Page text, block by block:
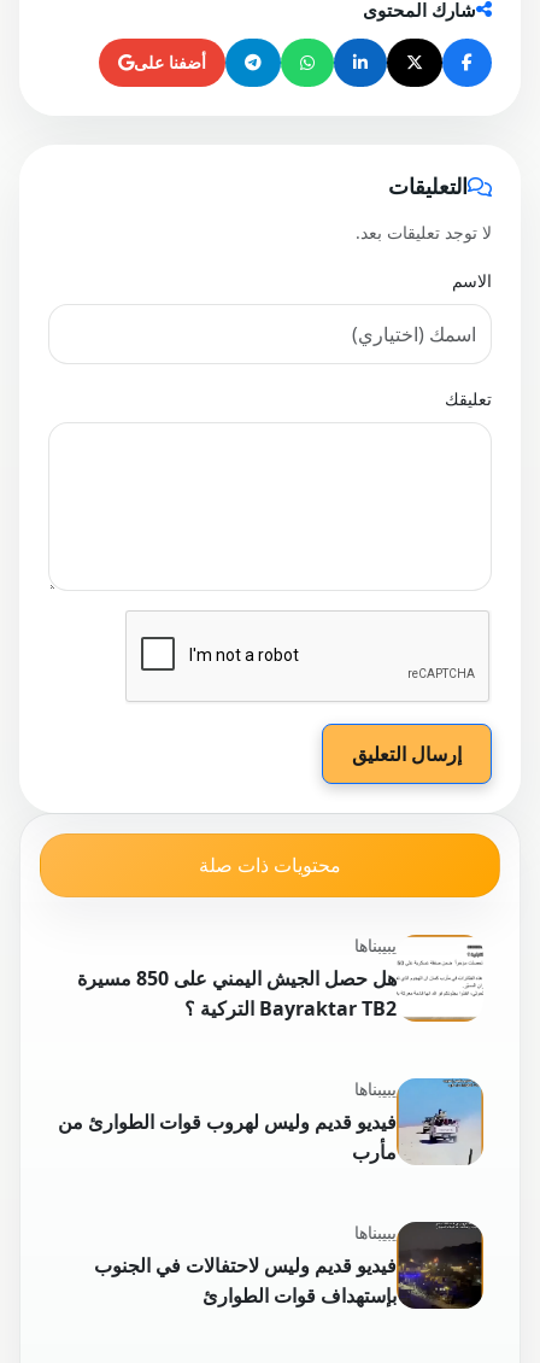
شارك المحتوى
أضفنا على
التعليقات
لا توجد تعليقات بعد.
الاسم
تعليقك
إرسال التعليق
محتويات ذات صلة
يبيبناها
هل حصل الجيش اليمني على 850 مسيرة
Bayraktar TB2 التركية ؟
يبيبناها
فيديو قديم وليس لهروب قوات الطوارئ من
مأرب
يبيبناها
فيديو قديم وليس لاحتفالات في الجنوب
بإستهداف قوات الطوارئ